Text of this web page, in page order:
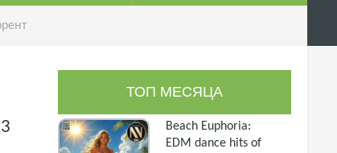
ТОП МЕСЯЦА
Beach Euphoria:
EDM dance hits of